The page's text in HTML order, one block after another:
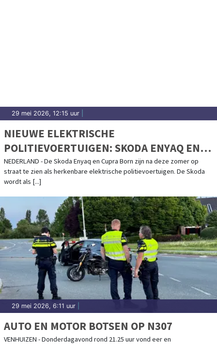
29 mei 2026, 12:15 uur
NIEUWE ELEKTRISCHE
POLITIEVOERTUIGEN: SKODA ENYAQ EN
CUPRA BORN
NEDERLAND - De Skoda Enyaq en Cupra Born zijn na deze zomer op
straat te zien als herkenbare elektrische politievoertuigen. De Skoda
wordt als [...]
29 mei 2026, 6:11 uur
AUTO EN MOTOR BOTSEN OP N307
VENHUIZEN - Donderdagavond rond 21.25 uur vond eer en